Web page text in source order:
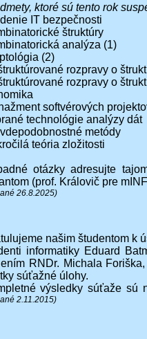
ktoré sú tento rok
IT bezpečnosti
štruktúry
analýza (1)
(2)
rozpravy o
rozpravy o
softvérových
technológie analýzy dát
metódy
teória zložitosti
otázky adresujte
(prof. Královič pre
26.8.2025)
našim študentom k
informatiky Eduard
RNDr. Michala
súťažné úlohy.
výsledky súťaže sú
2.11.2015)